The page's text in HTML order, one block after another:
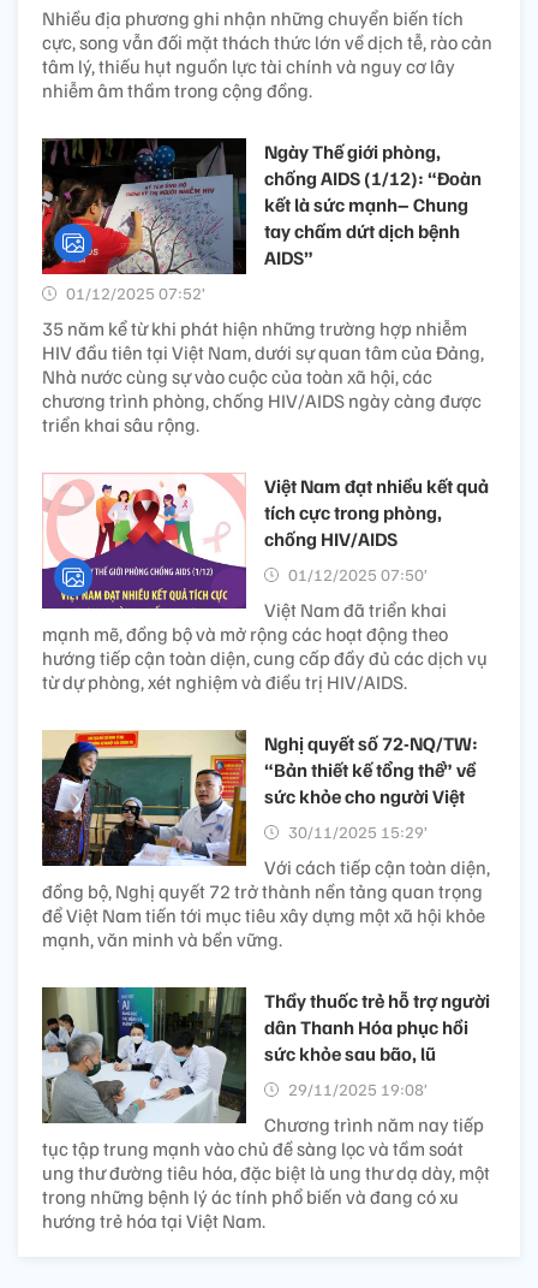
Nhiều địa phương ghi nhận những chuyển biến tích
cực, song vẫn đối mặt thách thức lớn về dịch tễ, rào cản
tâm lý, thiếu hụt nguồn lực tài chính và nguy cơ lây
nhiễm âm thầm trong cộng đồng.
Ngày Thế giới phòng,
chống AIDS (1/12): “Đoàn
kết là sức mạnh– Chung
tay chấm dứt dịch bệnh
AIDS”
01/12/2025 07:52’
35 năm kể từ khi phát hiện những trường hợp nhiễm
HIV đầu tiên tại Việt Nam, dưới sự quan tâm của Đảng,
Nhà nước cùng sự vào cuộc của toàn xã hội, các
chương trình phòng, chống HIV/AIDS ngày càng được
triển khai sâu rộng.
Việt Nam đạt nhiều kết quả
tích cực trong phòng,
chống HIV/AIDS
01/12/2025 07:50’
Việt Nam đã triển khai
mạnh mẽ, đồng bộ và mở rộng các hoạt động theo
hướng tiếp cận toàn diện, cung cấp đầy đủ các dịch vụ
từ dự phòng, xét nghiệm và điều trị HIV/AIDS.
Nghị quyết số 72-NQ/TW:
“Bản thiết kế tổng thể” về
sức khỏe cho người Việt
30/11/2025 15:29’
Với cách tiếp cận toàn diện,
đồng bộ, Nghị quyết 72 trở thành nền tảng quan trọng
để Việt Nam tiến tới mục tiêu xây dựng một xã hội khỏe
mạnh, văn minh và bền vững.
Thầy thuốc trẻ hỗ trợ người
dân Thanh Hóa phục hồi
sức khỏe sau bão, lũ
29/11/2025 19:08’
Chương trình năm nay tiếp
tục tập trung mạnh vào chủ đề sàng lọc và tầm soát
ung thư đường tiêu hóa, đặc biệt là ung thư dạ dày, một
trong những bệnh lý ác tính phổ biến và đang có xu
hướng trẻ hóa tại Việt Nam.